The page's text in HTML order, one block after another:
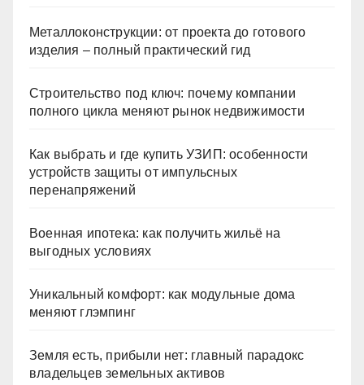
Металлоконструкции: от проекта до готового
изделия – полный практический гид
Строительство под ключ: почему компании
полного цикла меняют рынок недвижимости
Как выбрать и где купить УЗИП: особенности
устройств защиты от импульсных
перенапряжений
Военная ипотека: как получить жильё на
выгодных условиях
Уникальный комфорт: как модульные дома
меняют глэмпинг
Земля есть, прибыли нет: главный парадокс
владельцев земельных активов